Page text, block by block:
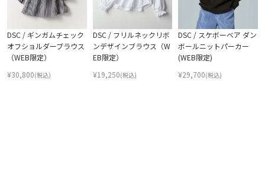
DSC / ギンガムチェック
オフショルダーブラウス
（WEB限定）
¥30,800(税込)
DSC / フリルネックリボ
ンデザインブラウス（W
EB限定）
¥19,250(税込)
DSC / スケボーベア ダン
ボールニットパーカー
(WEB限定)
¥29,700(税込)